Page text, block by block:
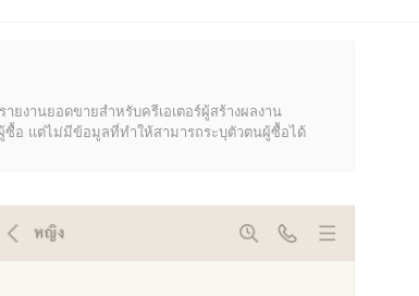
ยงานยอดขายสำหรับครีเอเตอร์ผู้สร้างผลงาน
ซื้อ แต่ไม่มีข้อมูลที่ทำให้สามารถระบุตัวตนผู้ซื้อได้